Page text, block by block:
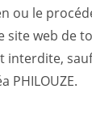
ou le
site web de
interdite,
PHILOUZE.